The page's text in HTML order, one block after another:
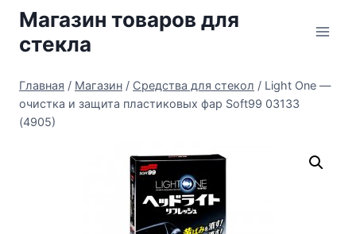
Перейти
содержимому
Магазин товаров для
стекла
Главная / Магазин / Средства для стекол / Light One —
очистка и защита пластиковых фар Soft99 03133
(4905)